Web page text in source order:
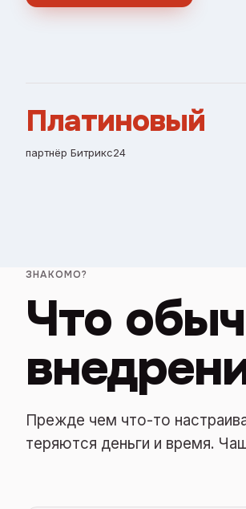
Платиновый
партнёр Битрикс24
ЗНАКОМО?
Что
Прежде чем что-то
теряются деньги и время.